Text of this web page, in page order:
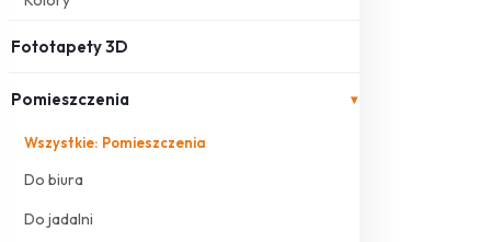
Fototapety 3D
Pomieszczenia ▾
Wszystkie: Pomieszczenia
Do biura
Do jadalni